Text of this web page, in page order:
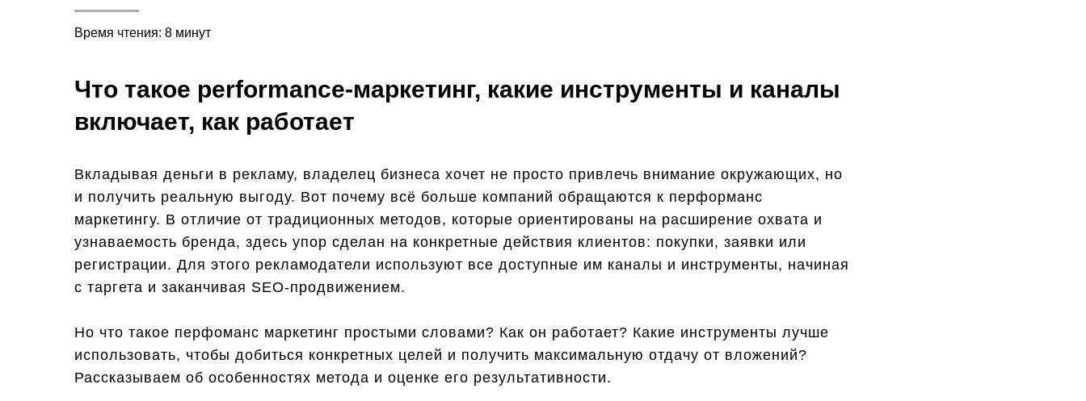
Время чтения: 8 минут
Что такое performance-маркетинг, какие инструменты и каналы
включает, как работает
Вкладывая деньги в рекламу, владелец бизнеса хочет не просто привлечь внимание окружающих, но
и получить реальную выгоду. Вот почему всё больше компаний обращаются к перформанс
маркетингу. В отличие от традиционных методов, которые ориентированы на расширение охвата и
узнаваемость бренда, здесь упор сделан на конкретные действия клиентов: покупки, заявки или
регистрации. Для этого рекламодатели используют все доступные им каналы и инструменты, начиная
с таргета и заканчивая SEO-продвижением.
Но что такое перфоманс маркетинг простыми словами? Как он работает? Какие инструменты лучше
использовать, чтобы добиться конкретных целей и получить максимальную отдачу от вложений?
Рассказываем об особенностях метода и оценке его результативности.